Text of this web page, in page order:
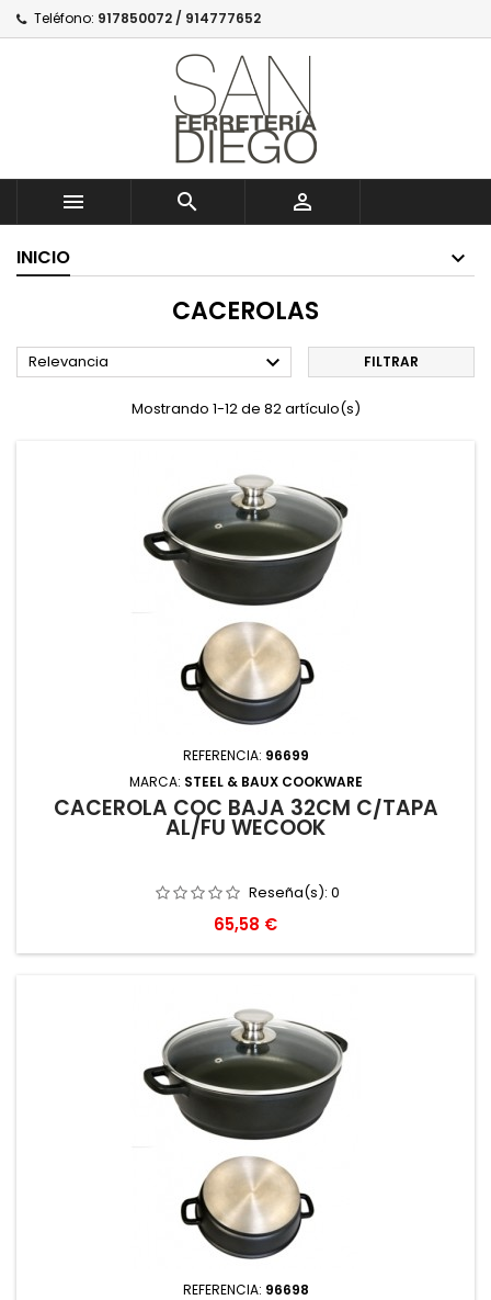
Teléfono: 917850072 / 914777652
  
INICIO
CACEROLAS
Relevancia  FILTRAR
Mostrando 1-12 de 82 artículo(s)
REFERENCIA: 96699
MARCA: STEEL & BAUX COOKWARE
CACEROLA COC BAJA 32CM C/TAPA
AL/FU WECOOK
Reseña(s): 0
Precio
65,58 €
REFERENCIA: 96698